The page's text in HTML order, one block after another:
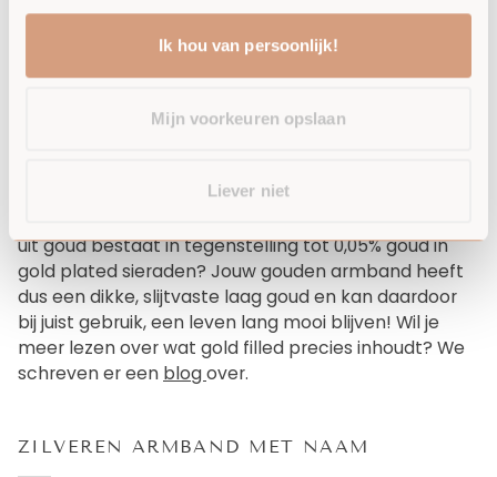
Ik hou van persoonlijk!
Mijn voorkeuren opslaan
Liever niet
WATERPROOF
naam maken we uitsluitend gebruik hoogwaardige
uit goud bestaat in tegenstelling tot 0,05% goud in
gold plated sieraden? Jouw gouden armband heeft
dus een dikke, slijtvaste laag goud en kan daardoor
bij juist gebruik, een leven lang mooi blijven! Wil je
meer lezen over wat gold filled precies inhoudt? We
schreven er een blogover.
ZILVEREN ARMBAND MET NAAM